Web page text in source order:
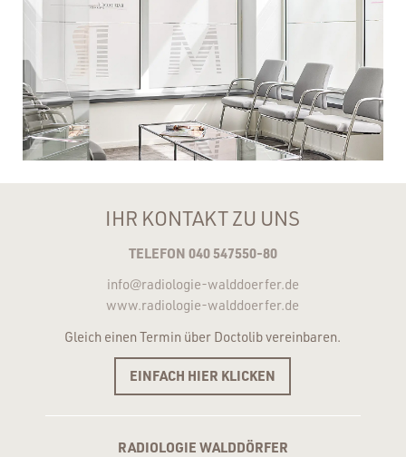
IHR KONTAKT ZU UNS
TELEFON 040 547550-80
info@radiologie-walddoerfer.de
www.radiologie-walddoerfer.de
Gleich einen Termin über Doctolib vereinbaren.
EINFACH HIER KLICKEN
RADIOLOGIE WALDDÖRFER